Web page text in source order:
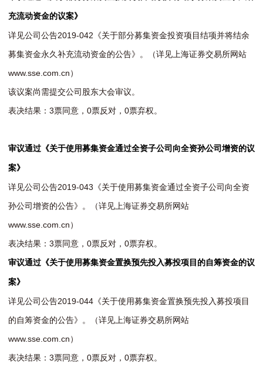
充流动资金的议案》
详见公司公告2019-042《关于部分募集资金投资项目结项并将结余
募集资金永久补充流动资金的公告》。（详见上海证券交易所网站
www.sse.com.cn）
该议案尚需提交公司股东大会审议。
表决结果：3票同意，0票反对，0票弃权。
审议通过《关于使用募集资金通过全资子公司向全资孙公司增资的议
案》
详见公司公告2019-043《关于使用募集资金通过全资子公司向全资
孙公司增资的公告》。（详见上海证券交易所网站
www.sse.com.cn）
表决结果：3票同意，0票反对，0票弃权。
审议通过《关于使用募集资金置换预先投入募投项目的自筹资金的议
案》
详见公司公告2019-044 《关于使用募集资金置换预先投入募投项目
的自筹资金的公告》。（详见上海证券交易所网站
www.sse.com.cn）
表决结果：3票同意，0票反对，0票弃权。